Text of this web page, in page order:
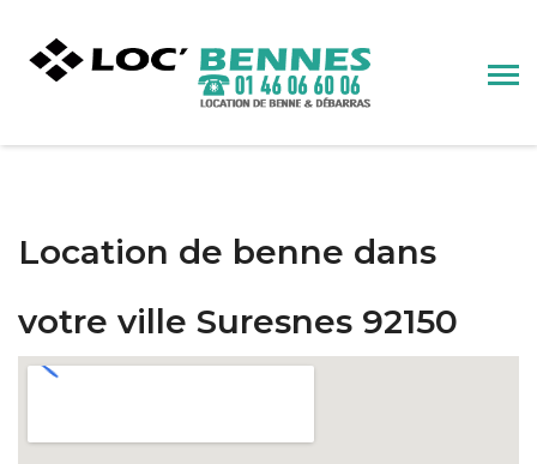
Location de benne dans
votre ville Suresnes 92150